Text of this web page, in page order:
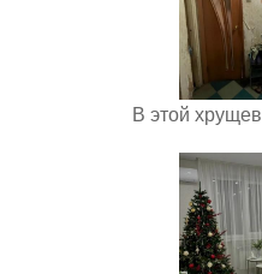
В этой